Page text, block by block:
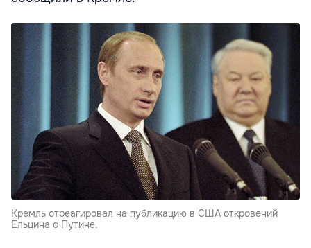
Кремль отреагировал на публикацию в США откровений
Ельцина о Путине.